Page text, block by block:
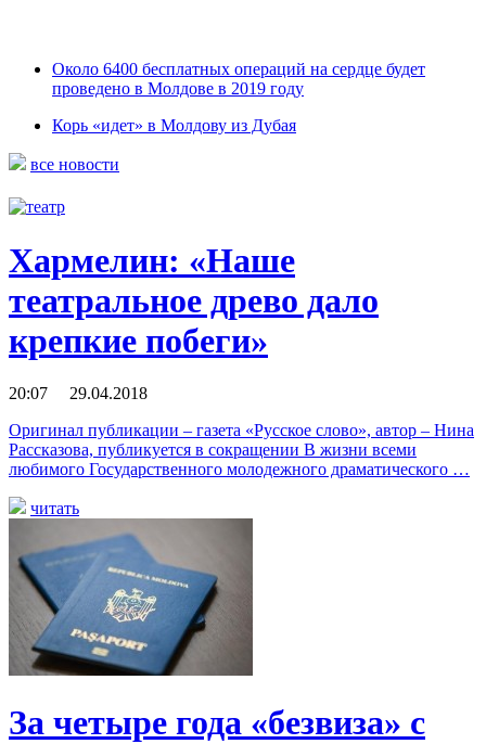
Около 6400 бесплатных операций на сердце будет
проведено в Молдове в 2019 году
Корь «идет» в Молдову из Дубая
все новости
Хармелин: «Наше
театральное древо дало
крепкие побеги»
20:07 29.04.2018
Оригинал публикации – газета «Русское слово», автор – Нина
Рассказова, публикуется в сокращении В жизни всеми
любимого Государственного молодежного драматического …
читать
За четыре года «безвиза» с